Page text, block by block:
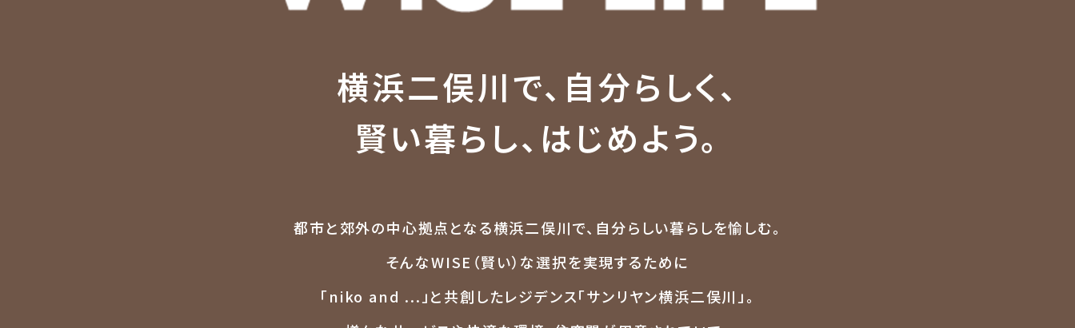
横浜二俣川で、自分らしく、
賢い暮らし、はじめよう。
都市と郊外の中心拠点となる横浜二俣川で、 自分らしい暮らしを愉しむ。
そんなWISE（賢い）な選択を実現するために
「niko and ...」と共創したレジデンス「サンリヤン横浜二俣川」。